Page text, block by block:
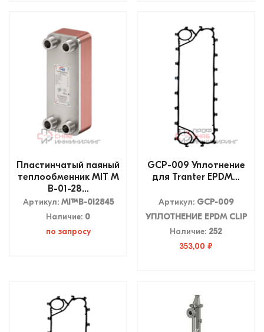
Пластинчатый паяный
теплообменник MIT M
B-01-28...
Артикул: MITMB-012845
Наличие: 0
по запросу
GCP-009 Уплотнение
для Tranter EPDM...
Артикул: GCP-009
УПЛОТНЕНИЕ EPDM CLIP
Наличие: 252
353,00 ₽